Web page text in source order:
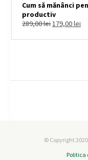
Cum să mănânci
productiv
289,00lei179,00lei
© Copyright
Politica